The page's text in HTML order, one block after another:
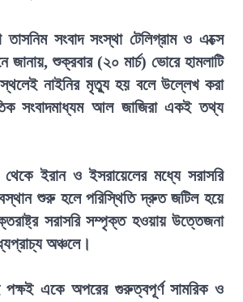
তাসনিম সংবাদ সংস্থা টেলিগ্রাম ও এক্সে
জানায়, শুক্রবার (২০ মার্চ) ভোরে হামলাটি
নাইনির মৃত্যু হয় বলে উল্লেখ করা
সংবাদমাধ্যম আল জাজিরা একই তথ্য
ইরান ও ইসরায়েলের মধ্যে সরাসরি
শুরু হলে পরিস্থিতি দ্রুত জটিল হয়ে
সরাসরি সম্পৃক্ত হওয়ায় উত্তেজনা
অঞ্চলে।
পক্ষই একে অপরের গুরুত্বপূর্ণ সামরিক ও